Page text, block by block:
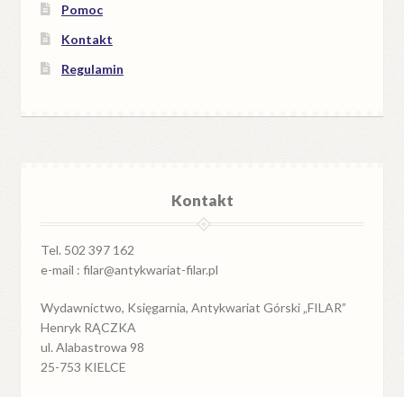
Pomoc
Kontakt
Regulamin
Kontakt
Tel. 502 397 162
e-mail : filar@antykwariat-filar.pl
Wydawnictwo, Księgarnia, Antykwariat Górski „FILAR”
Henryk RĄCZKA
ul. Alabastrowa 98
25-753 KIELCE